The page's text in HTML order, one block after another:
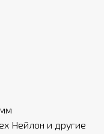
Нейлон и другие